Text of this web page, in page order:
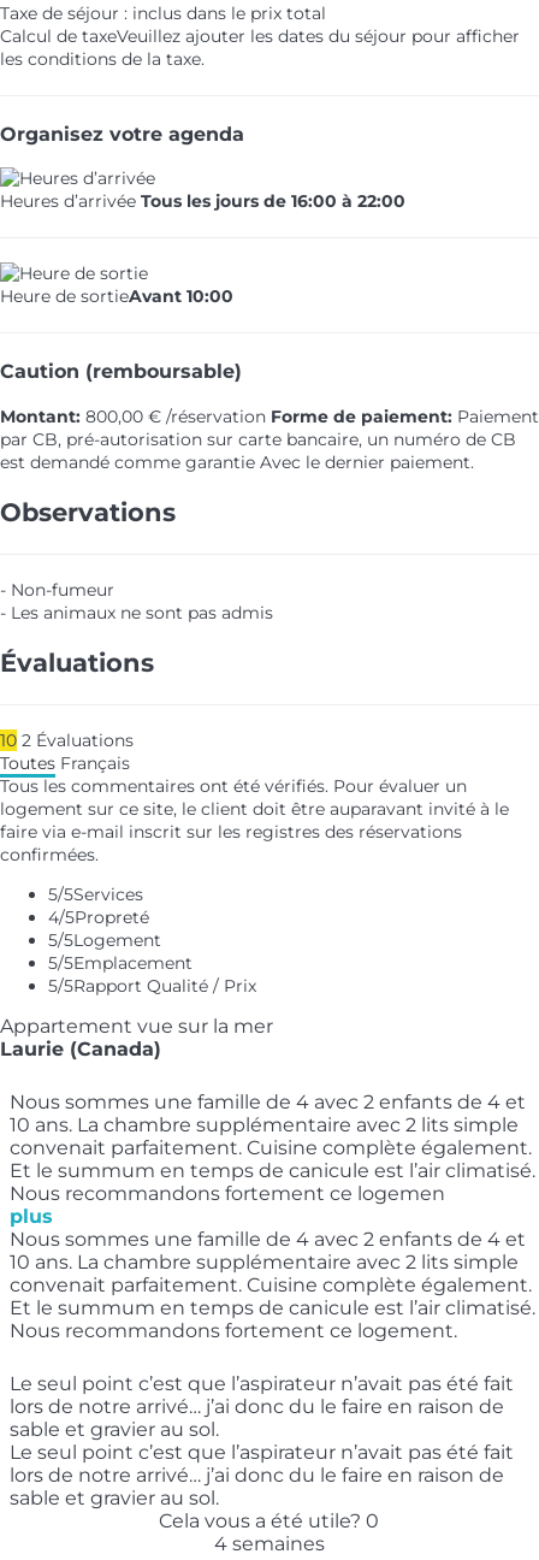
Taxe de séjour : inclus dans le prix total
Calcul de taxeVeuillez ajouter les dates du séjour pour afficher
les conditions de la taxe.
Organisez votre agenda
Heures d’arrivée Tous les jours de 16:00 à 22:00
Heure de sortieAvant 10:00
Caution (remboursable)
Montant: 800,00 € /réservation Forme de paiement: Paiement
par CB, pré-autorisation sur carte bancaire, un numéro de CB
est demandé comme garantie Avec le dernier paiement.
Observations
- Non-fumeur
- Les animaux ne sont pas admis
Évaluations
10 2 Évaluations
Toutes Français
Tous les commentaires ont été vérifiés. Pour évaluer un
logement sur ce site, le client doit être auparavant invité à le
faire via e-mail inscrit sur les registres des réservations
confirmées.
5/5Services
4/5Propreté
5/5Logement
5/5Emplacement
5/5Rapport Qualité / Prix
Appartement vue sur la mer
Laurie (Canada)
Nous sommes une famille de 4 avec 2 enfants de 4 et
10 ans. La chambre supplémentaire avec 2 lits simple
convenait parfaitement. Cuisine complète également.
Et le summum en temps de canicule est l’air climatisé.
Nous recommandons fortement ce logemen
plus
Nous sommes une famille de 4 avec 2 enfants de 4 et
10 ans. La chambre supplémentaire avec 2 lits simple
convenait parfaitement. Cuisine complète également.
Et le summum en temps de canicule est l’air climatisé.
Nous recommandons fortement ce logement.
Le seul point c’est que l’aspirateur n’avait pas été fait
lors de notre arrivé… j’ai donc du le faire en raison de
sable et gravier au sol.
Le seul point c’est que l’aspirateur n’avait pas été fait
lors de notre arrivé… j’ai donc du le faire en raison de
sable et gravier au sol.
Cela vous a été utile? 0
4 semaines